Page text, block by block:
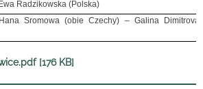
Radzikowska (Polska)
Sromowa (obie Czechy) – Galina
[176 KB]